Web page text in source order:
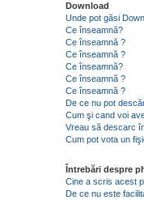
Download
Unde pot găsi
Ce înseamnă?
Ce înseamnă ?
Ce înseamnă ?
Ce înseamnă?
Ce înseamnă ?
Ce înseamnă ?
De ce nu pot
Cum şi cand voi
Vreau să descarc
Cum pot vota un
Întrebări despre
Cine a scris acest
De ce nu este